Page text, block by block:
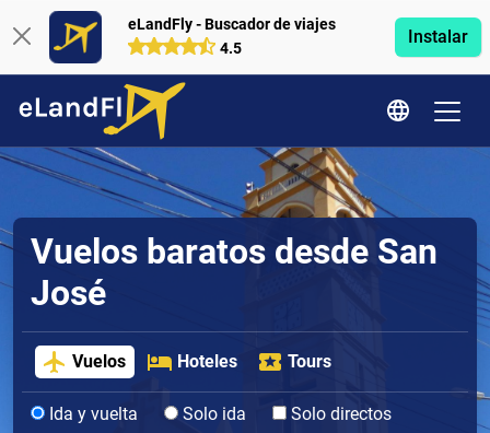
eLandFly - Buscador de viajes
4.5
Instalar
Vuelos baratos desde San
José
Vuelos Hoteles Tours
Ida y vuelta Solo ida
Solo directos